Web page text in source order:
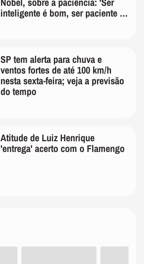
inteligente é bom, ser paciente é
SP tem alerta para chuva e
ventos fortes de até 100 km/h
nesta sexta-feira; veja a previsão
do tempo
Atitude de Luiz Henrique
'entrega' acerto com o Flamengo